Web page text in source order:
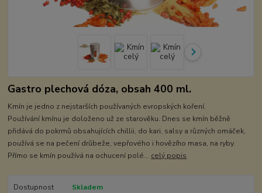
Gastro plechová dóza, obsah 400 ml.
Kmín je jedno z nejstarších používaných evropských koření.
Používání kmínu je doloženo už ze starověku. Dnes se kmín běžně
přidává do pokrmů obsahujících chillii, do kari, salsy a různých omáček,
používá se na pečení drůbeže, vepřového i hovězího masa, na ryby.
Přímo se kmín používá na ochucení polé... celý popis
Dostupnost
Skladem